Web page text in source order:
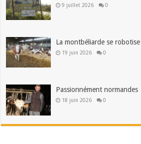
9 juillet 2026 0
La montbéliarde se robotise
19 juin 2026 0
Passionnément normandes
18 juin 2026 0